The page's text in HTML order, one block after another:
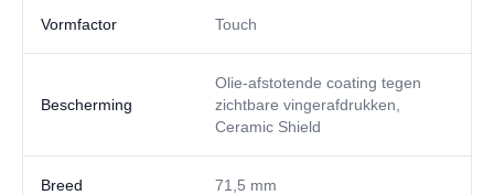
Vormfactor Touch
Bescherming
Olie-afstotende coating tegen
zichtbare vingerafdrukken,
Ceramic Shield
Breed 71,5 mm